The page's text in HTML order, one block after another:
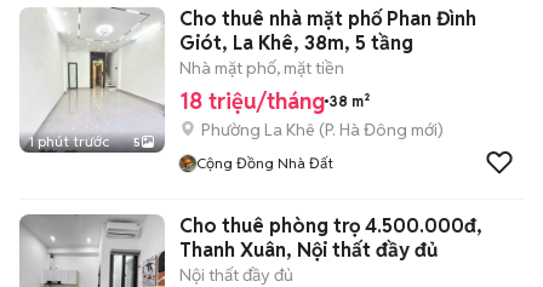
1 phút trước 5
Cho thuê nhà mặt phố Phan Đình
Giót, La Khê, 38m, 5 tầng
Nhà mặt phố, mặt tiền
18 triệu/tháng 38 m²
Phường La Khê (P. Hà Đông mới)
Cộng Đồng Nhà Đất
Cho thuê phòng trọ 4.500.000đ,
Thanh Xuân, Nội thất đầy đủ
Nội thất đầy đủ